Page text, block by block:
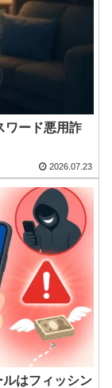
ワード悪用詐
2026.07.23
ルはフィッシン